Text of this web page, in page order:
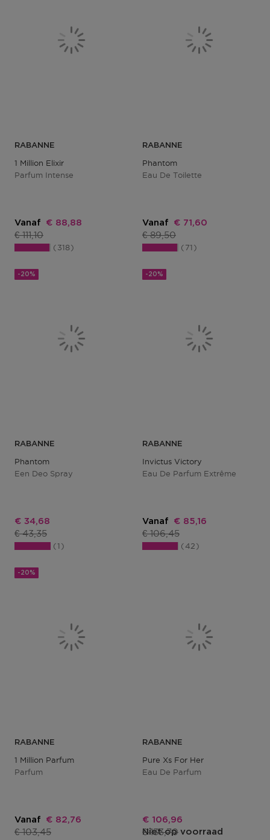
RABANNE
1 Million Elixir
Parfum Intense
Vanaf Kortingsprijs
€ 88,88
Productprijs
€ 111,10
318
RABANNE
Phantom
Eau De Toilette
Vanaf Kortingsprijs
€ 71,60
Productprijs
€ 89,50
71
-20%
RABANNE
Phantom
Een Deo Spray
Kortingsprijs
€ 34,68
Productprijs
€ 43,35
1
-20%
RABANNE
Invictus Victory
Eau De Parfum Extrême
Vanaf Kortingsprijs
€ 85,16
Productprijs
€ 106,45
42
-20%
RABANNE
1 Million Parfum
Parfum
Vanaf Kortingsprijs
€ 82,76
Productprijs
€ 103,45 Niet op voorraad
RABANNE
Pure Xs For Her
Eau De Parfum
Kortingsprijs
€ 106,96
Productprijs
€ 133,70